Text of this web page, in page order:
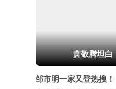
萧敬腾坦白
邹市明一家又登热搜！